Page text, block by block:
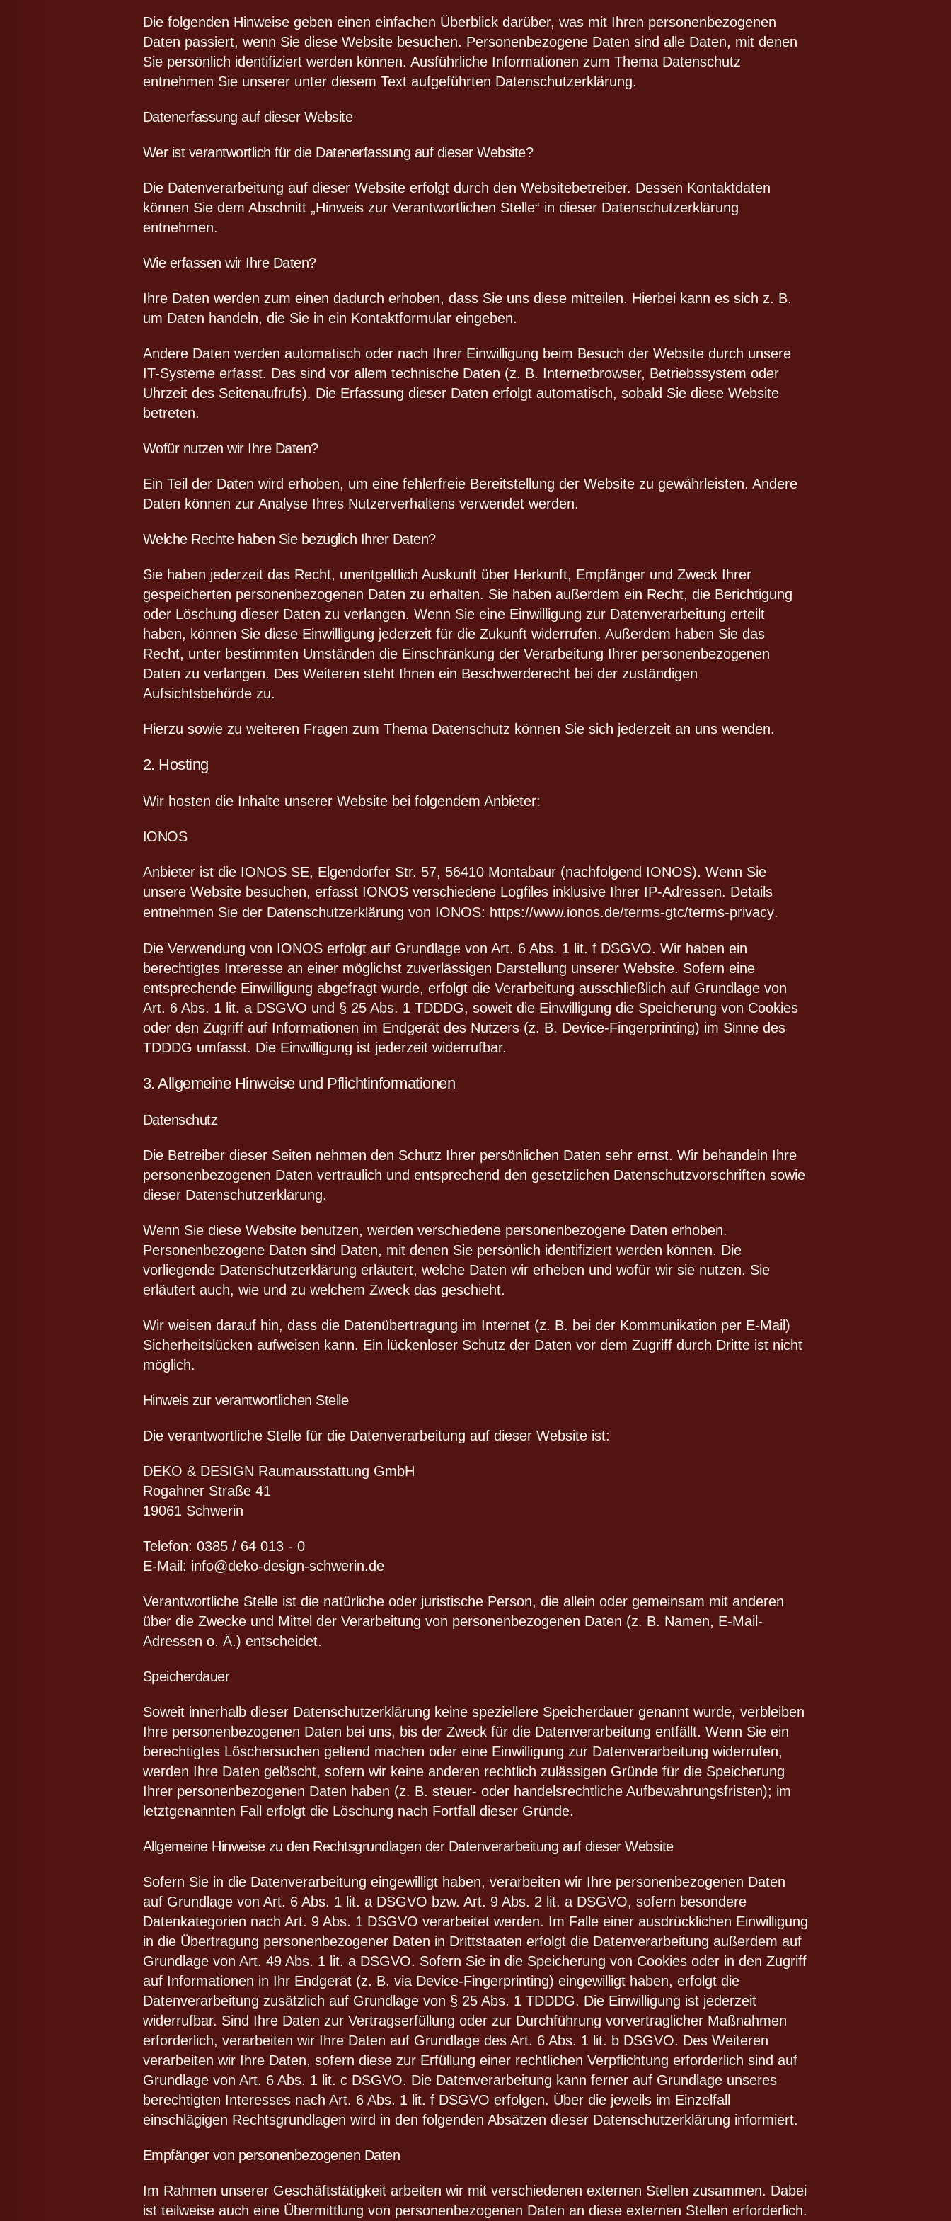
Die folgenden Hinweise geben einen einfachen Überblick darüber, was mit Ihren personenbezogenen
Daten passiert, wenn Sie diese Website besuchen. Personenbezogene Daten sind alle Daten, mit denen
Sie persönlich identifiziert werden können. Ausführliche Informationen zum Thema Datenschutz
entnehmen Sie unserer unter diesem Text aufgeführten Datenschutzerklärung.
Datenerfassung auf dieser Website
Wer ist verantwortlich für die Datenerfassung auf dieser Website?
Die Datenverarbeitung auf dieser Website erfolgt durch den Websitebetreiber. Dessen Kontaktdaten
können Sie dem Abschnitt „Hinweis zur Verantwortlichen Stelle“ in dieser Datenschutzerklärung
entnehmen.
Wie erfassen wir Ihre Daten?
Ihre Daten werden zum einen dadurch erhoben, dass Sie uns diese mitteilen. Hierbei kann es sich z. B.
um Daten handeln, die Sie in ein Kontaktformular eingeben.
Andere Daten werden automatisch oder nach Ihrer Einwilligung beim Besuch der Website durch unsere
IT-Systeme erfasst. Das sind vor allem technische Daten (z. B. Internetbrowser, Betriebssystem oder
Uhrzeit des Seitenaufrufs). Die Erfassung dieser Daten erfolgt automatisch, sobald Sie diese Website
betreten.
Wofür nutzen wir Ihre Daten?
Ein Teil der Daten wird erhoben, um eine fehlerfreie Bereitstellung der Website zu gewährleisten. Andere
Daten können zur Analyse Ihres Nutzerverhaltens verwendet werden.
Welche Rechte haben Sie bezüglich Ihrer Daten?
Sie haben jederzeit das Recht, unentgeltlich Auskunft über Herkunft, Empfänger und Zweck Ihrer
gespeicherten personenbezogenen Daten zu erhalten. Sie haben außerdem ein Recht, die Berichtigung
oder Löschung dieser Daten zu verlangen. Wenn Sie eine Einwilligung zur Datenverarbeitung erteilt
haben, können Sie diese Einwilligung jederzeit für die Zukunft widerrufen. Außerdem haben Sie das
Recht, unter bestimmten Umständen die Einschränkung der Verarbeitung Ihrer personenbezogenen
Daten zu verlangen. Des Weiteren steht Ihnen ein Beschwerderecht bei der zuständigen
Aufsichtsbehörde zu.
Hierzu sowie zu weiteren Fragen zum Thema Datenschutz können Sie sich jederzeit an uns wenden.
2. Hosting
Wir hosten die Inhalte unserer Website bei folgendem Anbieter:
IONOS
Anbieter ist die IONOS SE, Elgendorfer Str. 57, 56410 Montabaur (nachfolgend IONOS). Wenn Sie
unsere Website besuchen, erfasst IONOS verschiedene Logfiles inklusive Ihrer IP-Adressen. Details
entnehmen Sie der Datenschutzerklärung von IONOS: https://www.ionos.de/terms-gtc/terms-privacy.
Die Verwendung von IONOS erfolgt auf Grundlage von Art. 6 Abs. 1 lit. f DSGVO. Wir haben ein
berechtigtes Interesse an einer möglichst zuverlässigen Darstellung unserer Website. Sofern eine
entsprechende Einwilligung abgefragt wurde, erfolgt die Verarbeitung ausschließlich auf Grundlage von
Art. 6 Abs. 1 lit. a DSGVO und § 25 Abs. 1 TDDDG, soweit die Einwilligung die Speicherung von Cookies
oder den Zugriff auf Informationen im Endgerät des Nutzers (z. B. Device-Fingerprinting) im Sinne des
TDDDG umfasst. Die Einwilligung ist jederzeit widerrufbar.
3. Allgemeine Hinweise und Pflicht­informationen
Datenschutz
Die Betreiber dieser Seiten nehmen den Schutz Ihrer persönlichen Daten sehr ernst. Wir behandeln Ihre
personenbezogenen Daten vertraulich und entsprechend den gesetzlichen Datenschutzvorschriften sowie
dieser Datenschutzerklärung.
Wenn Sie diese Website benutzen, werden verschiedene personenbezogene Daten erhoben.
Personenbezogene Daten sind Daten, mit denen Sie persönlich identifiziert werden können. Die
vorliegende Datenschutzerklärung erläutert, welche Daten wir erheben und wofür wir sie nutzen. Sie
erläutert auch, wie und zu welchem Zweck das geschieht.
Wir weisen darauf hin, dass die Datenübertragung im Internet (z. B. bei der Kommunikation per E-Mail)
Sicherheitslücken aufweisen kann. Ein lückenloser Schutz der Daten vor dem Zugriff durch Dritte ist nicht
möglich.
Hinweis zur verantwortlichen Stelle
Die verantwortliche Stelle für die Datenverarbeitung auf dieser Website ist:
DEKO & DESIGN Raumausstattung GmbH
Rogahner Straße 41
19061 Schwerin
Telefon: 0385 / 64 013 - 0
E-Mail: info@deko-design-schwerin.de
Verantwortliche Stelle ist die natürliche oder juristische Person, die allein oder gemeinsam mit anderen
über die Zwecke und Mittel der Verarbeitung von personenbezogenen Daten (z. B. Namen, E-Mail-
Adressen o. Ä.) entscheidet.
Speicherdauer
Soweit innerhalb dieser Datenschutzerklärung keine speziellere Speicherdauer genannt wurde, verbleiben
Ihre personenbezogenen Daten bei uns, bis der Zweck für die Datenverarbeitung entfällt. Wenn Sie ein
berechtigtes Löschersuchen geltend machen oder eine Einwilligung zur Datenverarbeitung widerrufen,
werden Ihre Daten gelöscht, sofern wir keine anderen rechtlich zulässigen Gründe für die Speicherung
Ihrer personenbezogenen Daten haben (z. B. steuer- oder handelsrechtliche Aufbewahrungsfristen); im
letztgenannten Fall erfolgt die Löschung nach Fortfall dieser Gründe.
Allgemeine Hinweise zu den Rechtsgrundlagen der Datenverarbeitung auf dieser Website
Sofern Sie in die Datenverarbeitung eingewilligt haben, verarbeiten wir Ihre personenbezogenen Daten
auf Grundlage von Art. 6 Abs. 1 lit. a DSGVO bzw. Art. 9 Abs. 2 lit. a DSGVO, sofern besondere
Datenkategorien nach Art. 9 Abs. 1 DSGVO verarbeitet werden. Im Falle einer ausdrücklichen Einwilligung
in die Übertragung personenbezogener Daten in Drittstaaten erfolgt die Datenverarbeitung außerdem auf
Grundlage von Art. 49 Abs. 1 lit. a DSGVO. Sofern Sie in die Speicherung von Cookies oder in den Zugriff
auf Informationen in Ihr Endgerät (z. B. via Device-Fingerprinting) eingewilligt haben, erfolgt die
Datenverarbeitung zusätzlich auf Grundlage von § 25 Abs. 1 TDDDG. Die Einwilligung ist jederzeit
widerrufbar. Sind Ihre Daten zur Vertragserfüllung oder zur Durchführung vorvertraglicher Maßnahmen
erforderlich, verarbeiten wir Ihre Daten auf Grundlage des Art. 6 Abs. 1 lit. b DSGVO. Des Weiteren
verarbeiten wir Ihre Daten, sofern diese zur Erfüllung einer rechtlichen Verpflichtung erforderlich sind auf
Grundlage von Art. 6 Abs. 1 lit. c DSGVO. Die Datenverarbeitung kann ferner auf Grundlage unseres
berechtigten Interesses nach Art. 6 Abs. 1 lit. f DSGVO erfolgen. Über die jeweils im Einzelfall
einschlägigen Rechtsgrundlagen wird in den folgenden Absätzen dieser Datenschutzerklärung informiert.
Empfänger von personenbezogenen Daten
Im Rahmen unserer Geschäftstätigkeit arbeiten wir mit verschiedenen externen Stellen zusammen. Dabei
ist teilweise auch eine Übermittlung von personenbezogenen Daten an diese externen Stellen erforderlich.